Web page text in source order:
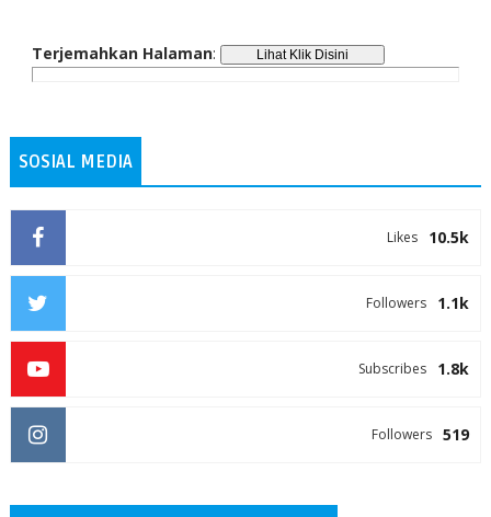
Terjemahkan Halaman:
SOSIAL MEDIA
10.5k
Likes
1.1k
Followers
1.8k
Subscribes
519
Followers